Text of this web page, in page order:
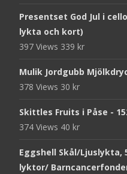
Presentset God Jul i
lykta och kort)
397 Views 339 kr
Mulik Jordgubb
378 Views 30 kr
Skittles Fruits i Påse -
374 Views 40 kr
Eggshell Skål/Ljuslykta,
lyktor/